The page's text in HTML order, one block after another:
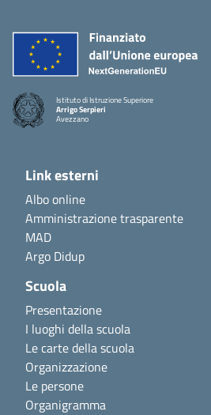
Istituto di Istruzione Superiore
Arrigo Serpieri
Avezzano
Link esterni
Albo online
Amministrazione trasparente
MAD
Argo Didup
Scuola
Presentazione
I luoghi della scuola
Le carte della scuola
Organizzazione
Le persone
Organigramma